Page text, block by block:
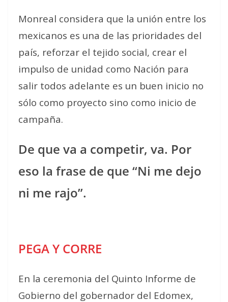
Monreal considera que la unión entre los
mexicanos es una de las prioridades del
país, reforzar el tejido social, crear el
impulso de unidad como Nación para
salir todos adelante es un buen inicio no
sólo como proyecto sino como inicio de
campaña.
De que va a competir, va. Por
eso la frase de que “Ni me dejo
ni me rajo”.
PEGA Y CORRE
En la ceremonia del Quinto Informe de
Gobierno del gobernador del Edomex,